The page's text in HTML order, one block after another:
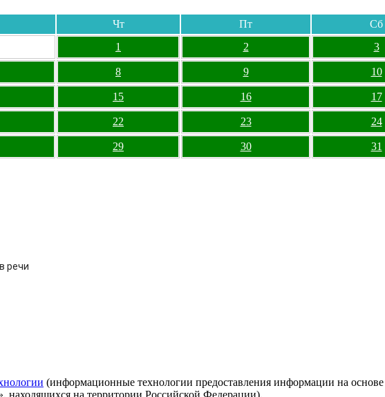
Чт Пт Сб
1
2 3
8 9 10
15 16 17
22 23 24
29 30 31
речи
(информационные технологии предоставления информации на основе